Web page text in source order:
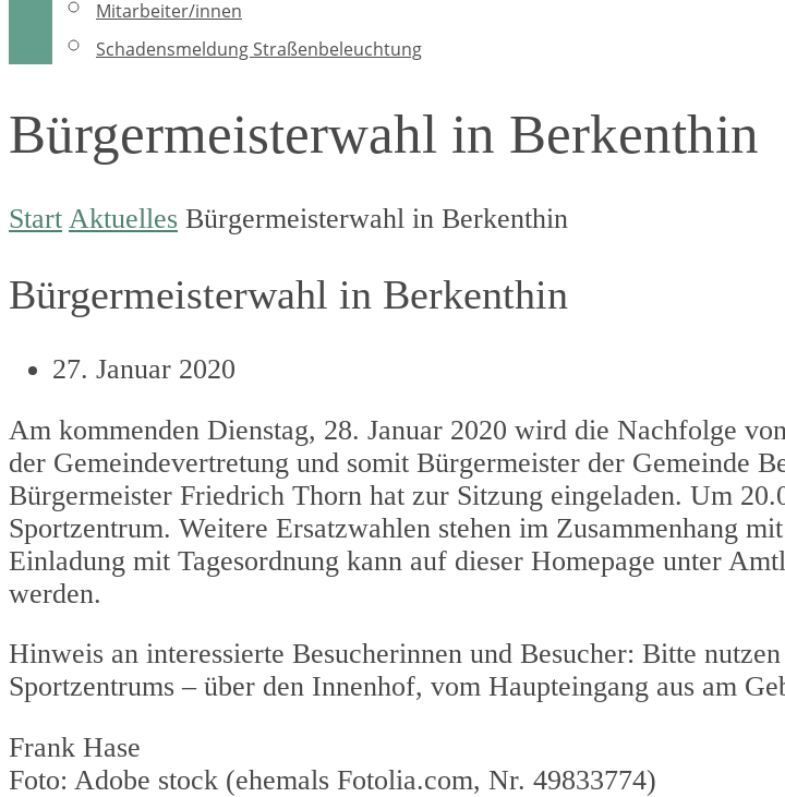
Mitarbeiter/innen
Schadensmeldung Straßenbeleuchtung
Bürgermeisterwahl in Berkenthin
Start Aktuelles Bürgermeisterwahl in Berkenthin
Bürgermeisterwahl in Berkenthin
27. Januar 2020
Am kommenden Dienstag, 28. Januar 2020 wird die Nachfolge
der Gemeindevertretung und somit Bürgermeister der Gemeinde
Bürgermeister Friedrich Thorn hat zur Sitzung eingeladen. Um
Sportzentrum. Weitere Ersatzwahlen stehen im Zusammenhang
Einladung mit Tagesordnung kann auf dieser Homepage unter
werden.
Hinweis an interessierte Besucherinnen und Besucher: Bitte
Sportzentrums – über den Innenhof, vom Haupteingang aus am
Frank Hase
Foto: Adobe stock (ehemals Fotolia.com, Nr. 49833774)